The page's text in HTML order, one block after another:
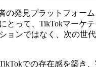
の発見プラットフォー
とって、TikTokマーケ
ョンではなく、次の世
での存在感を築き